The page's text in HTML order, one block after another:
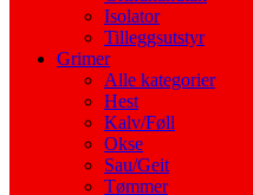
Isolator
Tilleggsutstyr
Grimer
Alle kategorier
Hest
Kalv/Føll
Okse
Sau/Geit
Tømmer